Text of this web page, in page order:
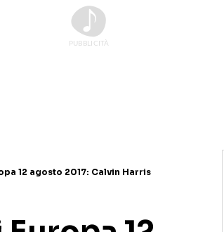
TALENT SHOW
12 agosto 2017: Calvin Harris